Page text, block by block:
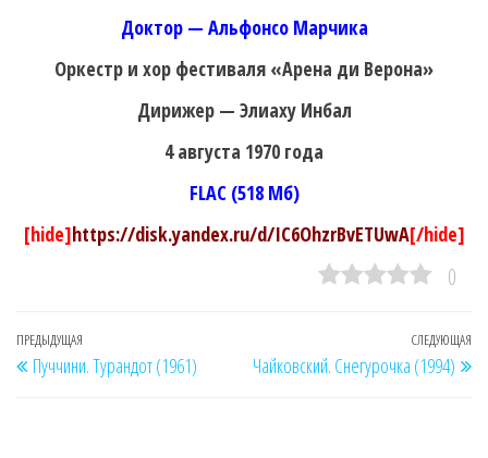
Доктор — Альфонсо Марчика
Оркестр и хор фестиваля «Арена ди Верона»
Дирижер — Элиаху Инбал
4 августа 1970 года
FLAC (518 Мб)
[hide]https://disk.yandex.ru/d/IC6OhzrBvETUwA[/hide]
0
Навигация
по
Предыдущая
запись
ПРЕДЫДУЩАЯ
Пуччини. Турандот (1961)
СЛЕДУЮЩАЯ
Чайковский. Снегурочка (1994)